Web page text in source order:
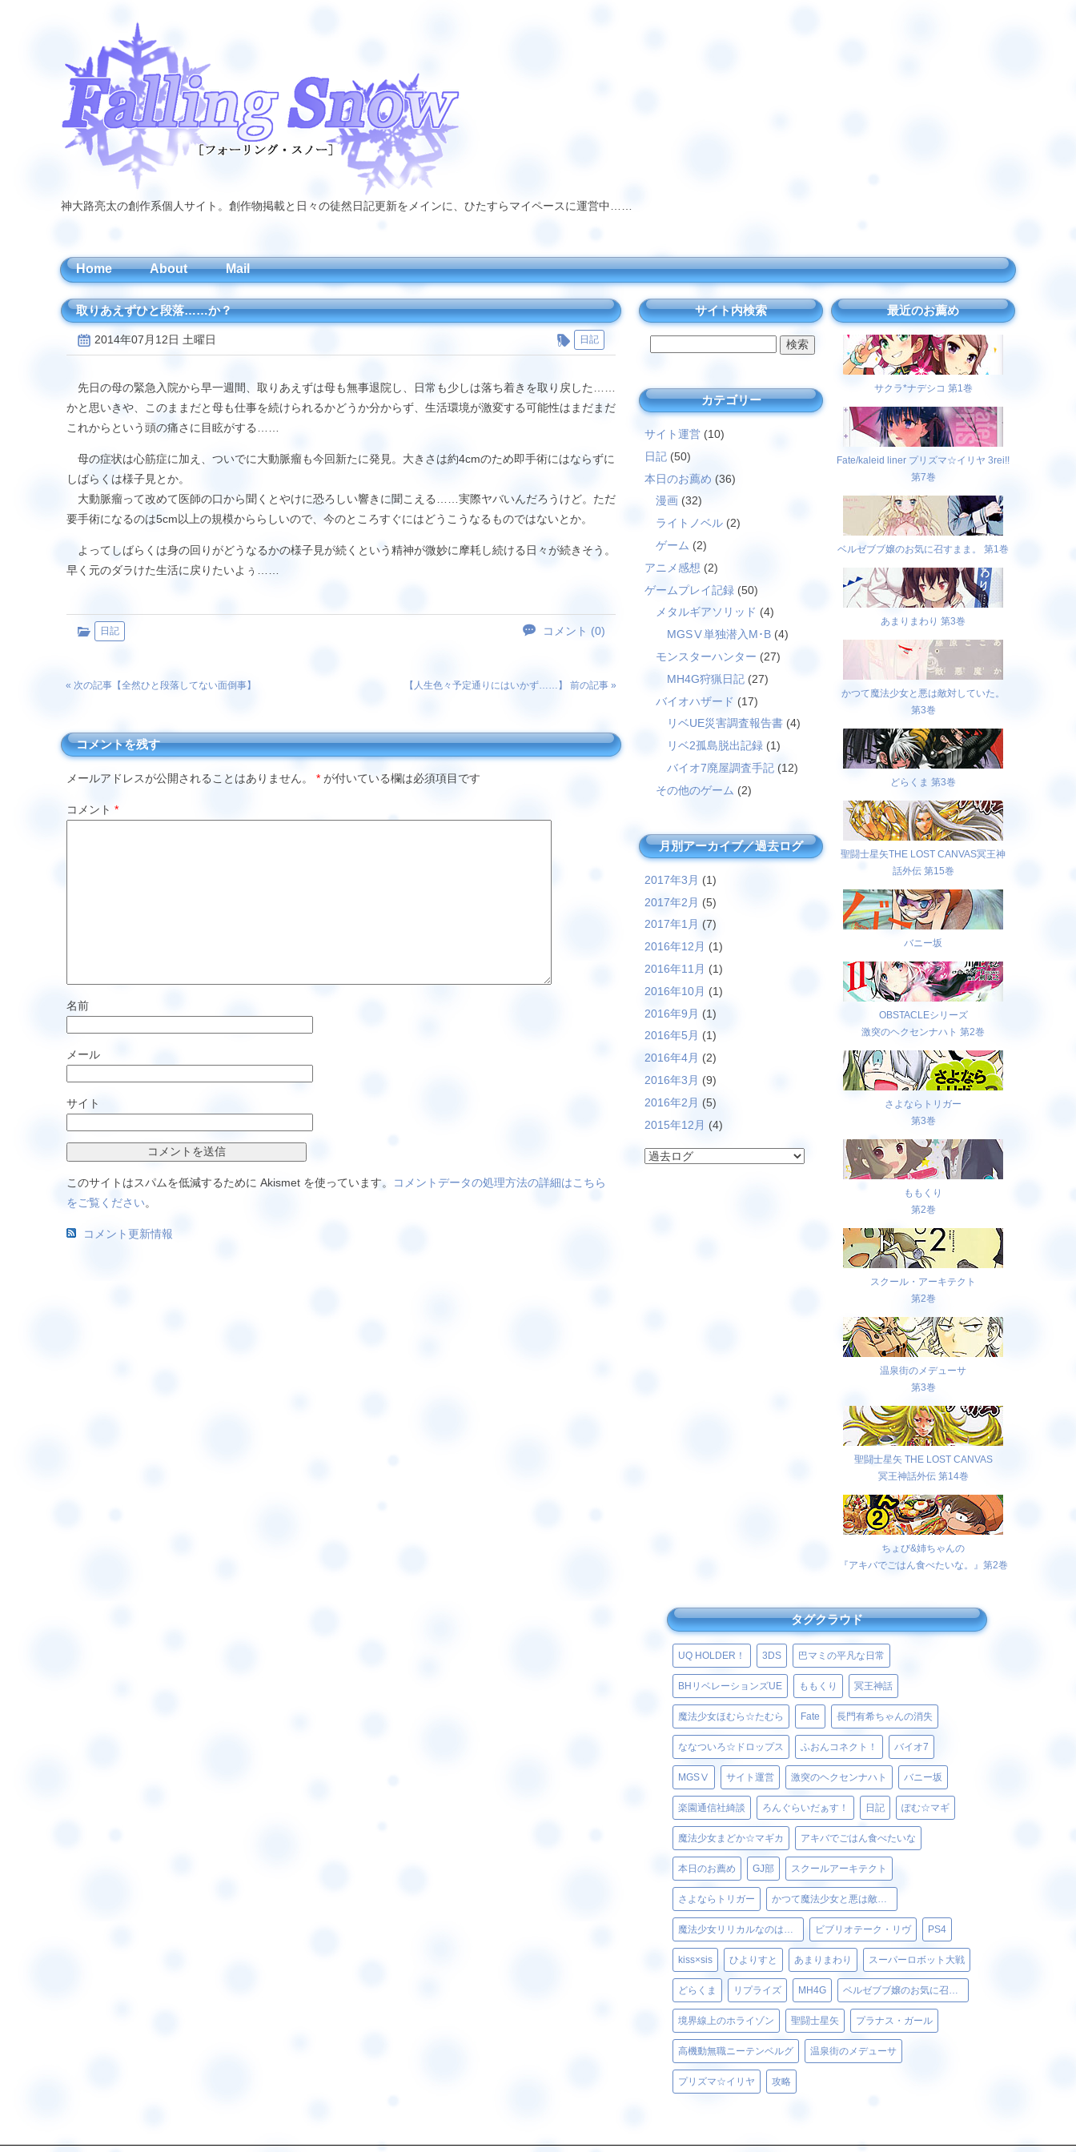
神大路亮太の創作系個人サイト。創作物掲載と日々の徒然日記更新をメインに、ひたすらマイペースに運営中……
Home About Mail
取りあえずひと段落……か？
2014年07月12日 土曜日 日記
先日の母の緊急入院から早一週間、取りあえずは母も無事退院し、日常も少しは落ち着きを取り戻した……
かと思いきや、このままだと母も仕事を続けられるかどうか分からず、生活環境が激変する可能性はまだまだ
これからという頭の痛さに目眩がする……
母の症状は心筋症に加え、ついでに大動脈瘤も今回新たに発見。大きさは約4cmのため即手術にはならずに
しばらくは様子見とか。
大動脈瘤って改めて医師の口から聞くとやけに恐ろしい響きに聞こえる……実際ヤバいんだろうけど。ただ
要手術になるのは5cm以上の規模かららしいので、今のところすぐにはどうこうなるものではないとか。
よってしばらくは身の回りがどうなるかの様子見が続くという精神が微妙に摩耗し続ける日々が続きそう。
早く元のダラけた生活に戻りたいよぅ……
日記 コメント (0)
« 次の記事【全然ひと段落してない面倒事】 【 人生色々予定通りにはいかず…… 】 前の記事 »
コメントを残す
メールアドレスが公開されることはありません。 * が付いている欄は必須項目です
コメント *
名前
メール
サイト
このサイトはスパムを低減するために Akismet を使っています。
コメントデータの処理方法の詳細はこちら
をご覧ください。
コメント更新情報
サイト内検索
カテゴリー
サイト運営 (10)
日記 (50)
本日のお薦め (36)
漫画 (32)
ライトノベル (2)
ゲーム (2)
アニメ感想 (2)
ゲームプレイ記録 (50)
メタルギアソリッド (4)
MGSⅤ単独潜入M･B (4)
モンスターハンター (27)
MH4G狩猟日記 (27)
バイオハザード (17)
リベUE災害調査報告書 (4)
リベ2孤島脱出記録 (1)
バイオ7廃屋調査手記 (12)
その他のゲーム (2)
月別アーカイブ／過去ログ
2017年3月 (1)
2017年2月 (5)
2017年1月 (7)
2016年12月 (1)
2016年11月 (1)
2016年10月 (1)
2016年9月 (1)
2016年5月 (1)
2016年4月 (2)
2016年3月 (9)
2016年2月 (5)
2015年12月 (4)
最近のお薦め
サクラ*ナデシコ 第1巻
Fate/kaleid liner プリズマ☆イリヤ 3rei!!
第7巻
ベルゼブブ嬢のお気に召すまま。 第1巻
あまりまわり 第3巻
かつて魔法少女と悪は敵対していた。
第3巻
どらくま 第3巻
聖闘士星矢THE LOST CANVAS冥王神
話外伝 第15巻
バニー坂
OBSTACLEシリーズ
激突のヘクセンナハト 第2巻
さよならトリガー
第3巻
ももくり
第2巻
スクール・アーキテクト
第2巻
温泉街のメデューサ
第3巻
聖闘士星矢 THE LOST CANVAS
冥王神話外伝 第14巻
ちょび&姉ちゃんの
『アキバでごはん食べたいな。』第2巻
タグクラウド
UQ HOLDER！ 3DS 巴マミの平凡な日常
BHリベレーションズUE ももくり 冥王神話
魔法少女ほむら☆たむら Fate 長門有希ちゃんの消失
ななついろ☆ドロップス ふおんコネクト！ バイオ7
MGSⅤ サイト運営 激突のヘクセンナハト バニー坂
楽園通信社綺談 ろんぐらいだぁす！ 日記 ぽむ☆マギ
魔法少女まどか☆マギカ アキバでごはん食べたいな
本日のお薦め GJ部 スクールアーキテクト
さよならトリガー かつて魔法少女と悪は敵対していた。
魔法少女リリカルなのはViVid ビブリオテーク・リヴ PS4
kiss×sis ひよりすと あまりまわり スーパーロボット大戦
どらくま リプライズ MH4G ベルゼブブ嬢のお気に召すまま。
境界線上のホライゾン 聖闘士星矢 プラナス・ガール
高機動無職ニーテンベルグ 温泉街のメデューサ
プリズマ☆イリヤ 攻略